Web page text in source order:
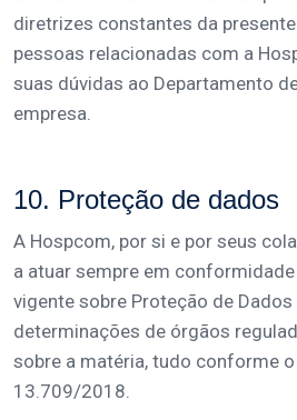
diretrizes constantes da
pessoas relacionadas com a
suas dúvidas ao Departamento
empresa.
10. Proteção de dados
A Hospcom, por si e por seus
a atuar sempre em
vigente sobre Proteção de Dados
determinações de órgãos
sobre a matéria, tudo conforme o
13.709/2018.